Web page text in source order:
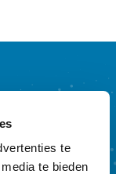
te
te bieden